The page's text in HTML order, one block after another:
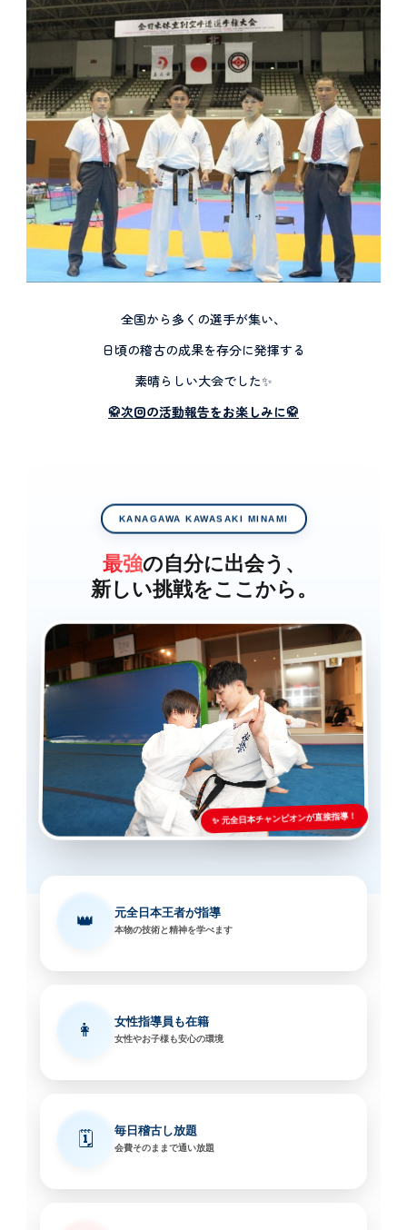
全国から多くの選手が集い、
日頃の稽古の成果を存分に発揮する
素晴らしい大会でした✨
🥋次回の活動報告をお楽しみに🥋
最強の自分に出会う、
新しい挑戦をここから。
✨ 元全日本チャンピオンが直接指導！
👑 元全日本王者が指導
本物の技術と精神を学べます
👩 女性指導員も在籍
女性やお子様も安心の環境
🗓️ 毎日稽古し放題
会費そのままで通い放題